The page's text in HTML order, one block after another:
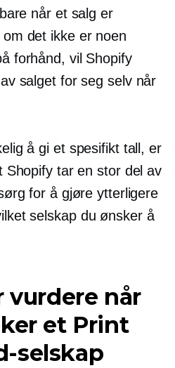
når et salg er
det ikke er noen
forhånd, vil Shopify
salget for seg selv når
å gi et spesifikt tall, er
Shopify tar en stor del av
for å gjøre ytterligere
selskap du ønsker å
vurdere når
et Print
selskap